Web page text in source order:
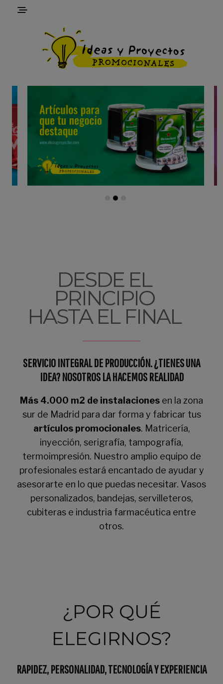
DESDE EL
PRINCIPIO
HASTA EL FINAL
SERVICIO INTEGRAL DE PRODUCCIÓN. ¿TIENES UNA
IDEA? NOSOTROS LA HACEMOS REALIDAD
Más 4.000 m2 de instalaciones en la zona
sur de Madrid para dar forma y fabricar tus
artículos promocionales. Matricería,
inyección, serigrafía, tampografía,
termoimpresión. Nuestro amplio equipo de
profesionales estará encantado de ayudar y
asesorarte en lo que puedas necesitar. Vasos
personalizados, bandejas, servilleteros,
cubiteras e industria farmacéutica entre
otros.
¿POR QUÉ
ELEGIRNOS?
RAPIDEZ, PERSONALIDAD, TECNOLOGÍA Y EXPERIENCIA